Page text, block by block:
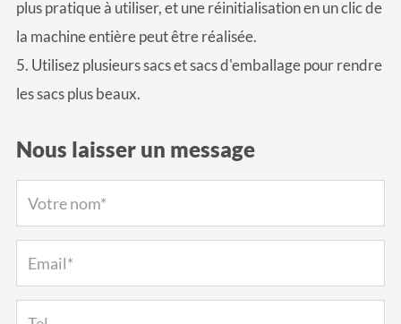
plus pratique à utiliser, et une réinitialisation en un clic de
la machine entière peut être réalisée.
5. Utilisez plusieurs sacs et sacs d'emballage pour rendre
les sacs plus beaux.
Nous laisser un message